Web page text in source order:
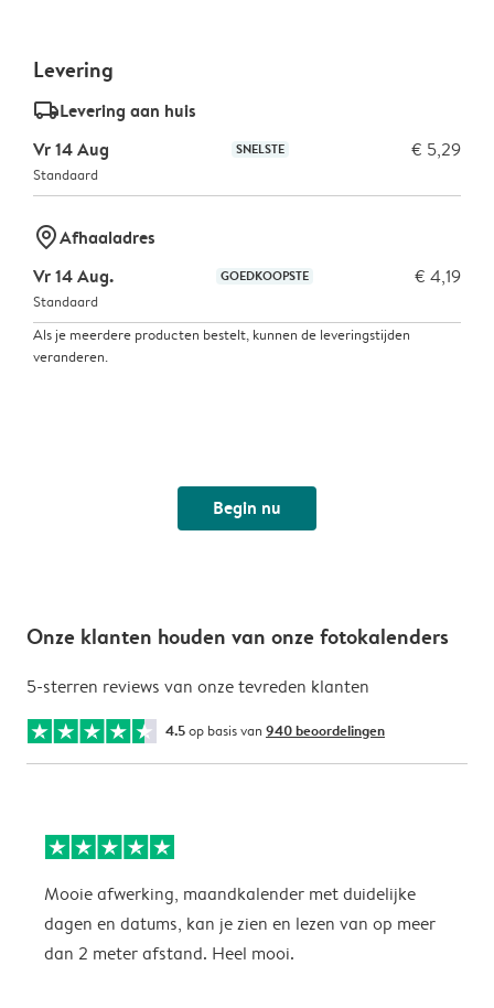
Levering
delivery_standard_v2Levering aan huis
Vr 14 Aug
SNELSTE € 5,29
Standaard
marker-pinAfhaaladres
Vr 14 Aug.
GOEDKOOPSTE € 4,19
Standaard
Als je meerdere producten bestelt, kunnen de leveringstijden
veranderen.
Begin nu
Onze klanten houden van onze fotokalenders
5-sterren reviews van onze tevreden klanten
4.5op basis van 940 beoordelingen
Mooie afwerking, maandkalender met duidelijke
dagen en datums, kan je zien en lezen van op meer
dan 2 meter afstand. Heel mooi.